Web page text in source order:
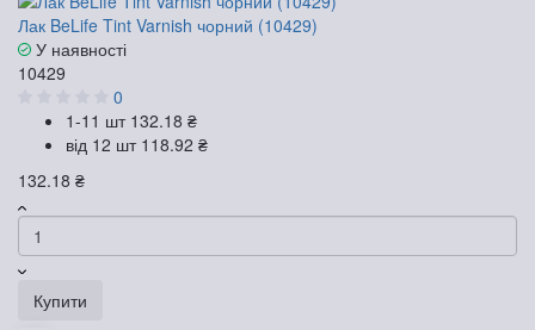
Лак BeLife Tint Varnish чорний (10429)
У наявності
10429
0
1-11 шт 132.18 ₴
від 12 шт 118.92 ₴
132.18 ₴
Купити